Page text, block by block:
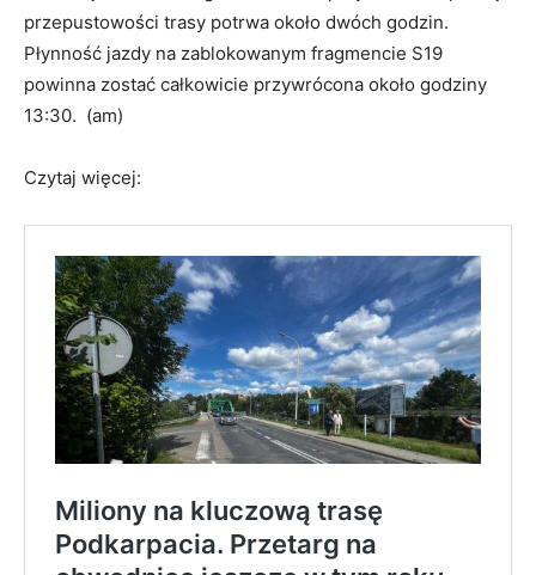
przepustowości trasy potrwa około dwóch godzin.
Płynność jazdy na zablokowanym fragmencie S19
powinna zostać całkowicie przywrócona około godziny
13:30. (am)
Czytaj więcej: